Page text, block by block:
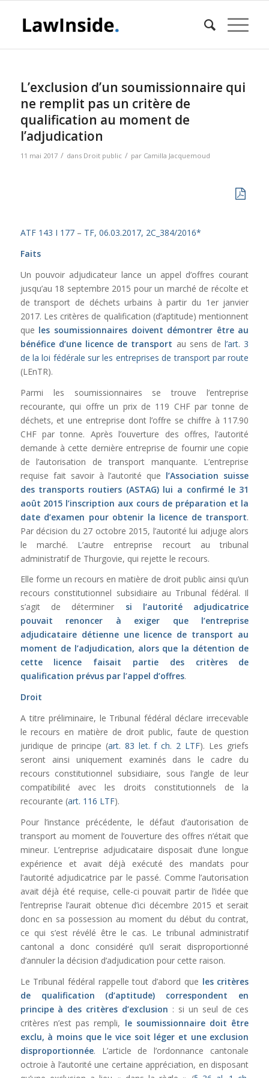
L’exclusion d’un soumissionnaire qui
ne remplit pas un critère de
qualification au moment de
l’adjudication
11 mai 2017 / dans Droit public / par Camilla Jacquemoud
ATF 143 I 177– TF, 06.03.2017, 2C_384/2016*
Faits
Un pouvoir adjudicateur lance un appel d’offres courant
jusqu’au 18 septembre 2015 pour un marché de récolte et
de transport de déchets urbains à partir du 1er janvier
2017. Les critères de qualification (d’aptitude) mentionnent
que les soumissionnaires doivent démontrer être au
bénéfice d’une licence de transport au sens del’art. 3
de la loi fédérale sur les entreprises de transport par route
(LEnTR).
Parmi les soumissionnaires se trouve l’entreprise
recourante, qui offre un prix de 119 CHF par tonne de
déchets, et une entreprise dont l’offre se chiffre à 117.90
CHF par tonne. Après l’ouverture des offres, l’autorité
demande à cette dernière entreprise de fournir une copie
de l’autorisation de transport manquante. L’entreprise
requise fait savoir à l’autorité que l’Association suisse
des transports routiers (ASTAG) lui a confirmé le 31
août 2015 l’inscription aux cours de préparation et la
date d’examen pour obtenir la licence de transport.
Par décision du 27 octobre 2015, l’autorité lui adjuge alors
le marché. L’autre entreprise recourt au tribunal
administratif de Thurgovie, qui rejette le recours.
Elle forme un recours en matière de droit public ainsi qu’un
recours constitutionnel subsidiaire au Tribunal fédéral. Il
s’agit de déterminer si l’autorité adjudicatrice
pouvait renoncer à exiger que l’entreprise
adjudicataire détienne une licence de transport au
moment de l’adjudication, alors que la détention de
cette licence faisait partie des critères de
qualification prévus par l’appel d’offres.
Droit
A titre préliminaire, le Tribunal fédéral déclare irrecevable
le recours en matière de droit public, faute de question
juridique de principe (art. 83 let. f ch. 2 LTF). Les griefs
seront ainsi uniquement examinés dans le cadre du
recours constitutionnel subsidiaire, sous l’angle de leur
compatibilité avec les droits constitutionnels de la
recourante (art. 116 LTF).
Pour l’instance précédente, le défaut d’autorisation de
transport au moment de l’ouverture des offres n’était que
mineur. L’entreprise adjudicataire disposait d’une longue
expérience et avait déjà exécuté des mandats pour
l’autorité adjudicatrice par le passé. Comme l’autorisation
avait déjà été requise, celle-ci pouvait partir de l’idée que
l’entreprise l’aurait obtenue d’ici décembre 2015 et serait
donc en sa possession au moment du début du contrat,
ce qui s’est révélé être le cas. Le tribunal administratif
cantonal a donc considéré qu’il serait disproportionné
d’annuler la décision d’adjudication pour cette raison.
Le Tribunal fédéral rappelle tout d’abord que les critères
de qualification (d’aptitude) correspondent en
principe à des critères d’exclusion : si un seul de ces
critères n’est pas rempli, le soumissionnaire doit être
exclu, à moins que le vice soit léger et une exclusion
disproportionnée. L’article de l’ordonnance cantonale
octroie à l’autorité une certaine appréciation, en disposant